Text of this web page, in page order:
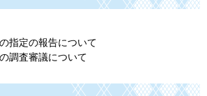
指定の報告について
調査審議について